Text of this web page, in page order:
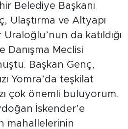
Belediye Başkanı
Ulaştırma ve Altyapı
da katıldığı
Danışma Meclisi
Başkan Genç,
Yomra’da teşkilat
çok önemli buluyorum.
İskender’e
mahallelerinin